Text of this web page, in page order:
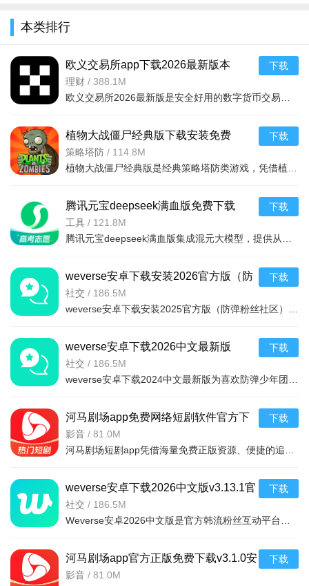
会)v1.8.0安
会)v2.6.7官
本类排行
欧义交易所app下载2026最新版本
v6.165.0最新版
理财 / 388.1M
下载
植物大战僵尸经典版下载安装免费
v3.15.0安卓版
策略塔防 / 114.8M
下载
腾讯元宝deepseek满血版免费下载
v2.63.0安卓版
工具 / 121.8M
下载
weverse安卓下载安装2026官方版（防
弹粉丝社区）v3.13.1官方最新版
社交 / 186.5M
下载
weverse安卓下载2026中文最新版
v3.13.1最新安卓版
社交 / 186.5M
下载
河马剧场app免费网络短剧软件官方下
载v3.1.0安卓版
影音 / 81.0M
下载
weverse安卓下载2026中文版v3.13.1官
方安卓版
社交 / 186.5M
下载
河马剧场app官方正版免费下载v3.1.0安
卓版
影音 / 81.0M
下载